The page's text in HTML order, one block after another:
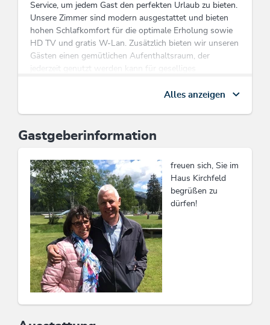
Service, um jedem Gast den perfekten Urlaub zu bieten.
Unsere Zimmer sind modern ausgestattet und bieten
hohen Schlafkomfort für die optimale Erholung sowie
HD TV und gratis W-Lan. Zusätzlich bieten wir unseren
Gästen einen gemütlichen Aufenthaltsraum, der
jederzeit genutzt werden kann für geselliges
bereits inkludierte reichhaltige Frühstück mit regionalen
1 od. 3 Bettzimmer auf Anfrage!
Diese Unterkunft ist Mitglied von
Wildschönau Card
Die Wildschönau Card inkludiert
Wanderbus, Freischwimmbad, geführte
Wanderungen etc.
Wildschönau Card
Alles anzeigen
Gastgeberinformation
freuen sich, Sie im
Haus Kirchfeld
begrüßen zu
dürfen!